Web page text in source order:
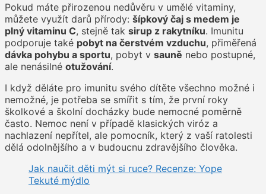
Pokud máte přirozenou nedůvěru v umělé vitaminy,
můžete využít darů přírody: šípkový čaj s medem je
plný vitaminu C, stejně tak sirup z rakytníku. Imunitu
podporuje také pobyt na čerstvém vzduchu, přiměřená
dávka pohybu a sportu, pobyt v sauně nebo postupné,
ale nenásilné otužování.
I když děláte pro imunitu svého dítěte všechno možné i
nemožné, je potřeba se smířit s tím, že první roky
školkové a školní docházky bude nemocné poměrně
často. Nemoc není v případě klasických viróz a
nachlazení nepřítel, ale pomocník, který z vaší ratolesti
dělá odolnějšího a v budoucnu zdravějšího člověka.
Jak naučit děti mýt si ruce? Recenze: Yope
Tekuté mýdlo